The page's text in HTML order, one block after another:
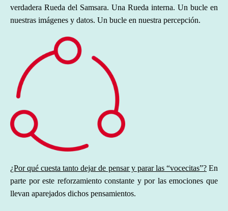
verdadera Rueda del Samsara. Una Rueda interna. Un bucle en
nuestras imágenes y datos. Un bucle en nuestra percepción.
¿Por qué cuesta tanto dejar de pensar y parar las “vocecitas”?En
parte por este reforzamiento constante y por las emociones que
llevan aparejados dichos pensamientos.